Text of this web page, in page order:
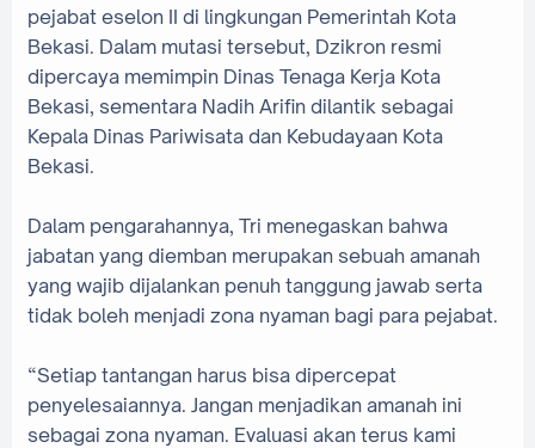
pejabat eselon II di lingkungan Pemerintah Kota
Bekasi. Dalam mutasi tersebut, Dzikron resmi
dipercaya memimpin Dinas Tenaga Kerja Kota
Bekasi, sementara Nadih Arifin dilantik sebagai
Kepala Dinas Pariwisata dan Kebudayaan Kota
Bekasi.
‎Dalam pengarahannya, Tri menegaskan bahwa
jabatan yang diemban merupakan sebuah amanah
yang wajib dijalankan penuh tanggung jawab serta
tidak boleh menjadi zona nyaman bagi para pejabat.
‎“Setiap tantangan harus bisa dipercepat
penyelesaiannya. Jangan menjadikan amanah ini
sebagai zona nyaman. Evaluasi akan terus kami